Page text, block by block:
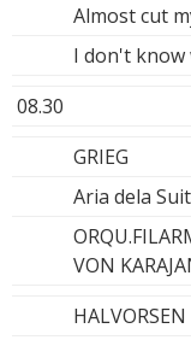
Almost cut
I don't know
08.30
GRIEG
Aria dela
VON
HALVORSEN